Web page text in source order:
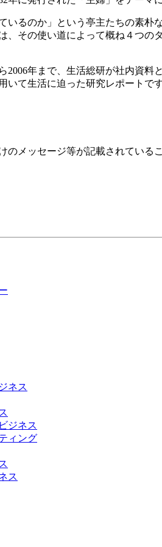
いるのか」という亭主たちの素
、その使い道によって概ね４つの
2006年まで、生活総研が社内資
いて生活に迫った研究レポートです
メッセージ等が記載されている
ネス
ジネス
ィング
ス